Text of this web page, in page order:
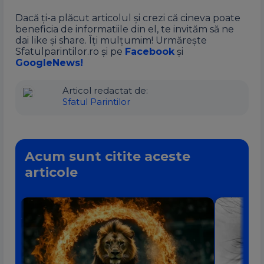
Dacă ți-a plăcut articolul și crezi că cineva poate
beneficia de informatiile din el, te invităm să ne
dai like și share. Îți mulțumim! Urmărește
Sfatulparintilor.ro și pe Facebook și
GoogleNews!
Articol redactat de:
Sfatul Parintilor
Acum sunt citite aceste
articole